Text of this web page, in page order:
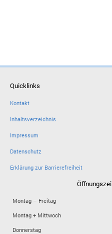
Quicklinks
Kontakt
Inhaltsverzeichnis
Impressum
Datenschutz
Erklärung zur Barrierefreiheit
Montag – Freitag
Montag + Mittwoch
Donnerstag